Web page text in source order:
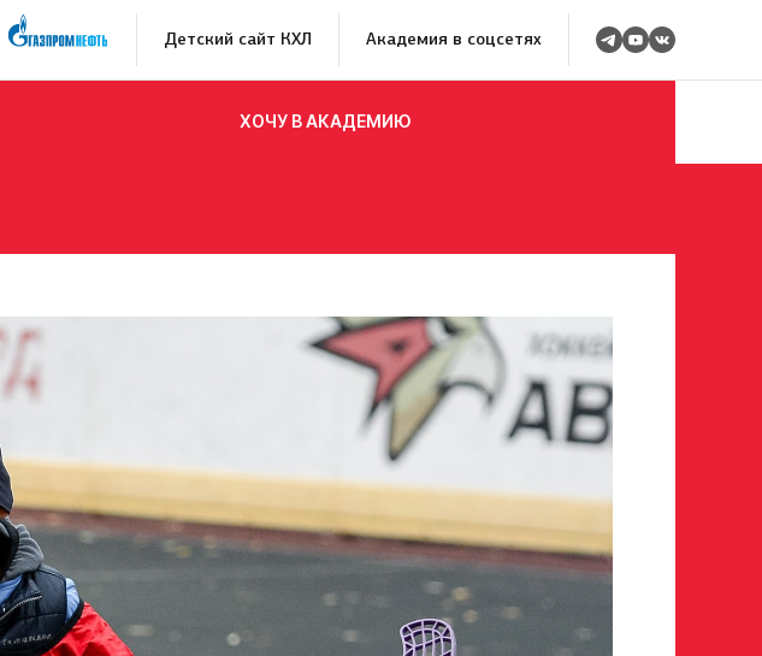
Детский сайт КХЛ Академия в соцсетях
ХОЧУ В АКАДЕМИЮ